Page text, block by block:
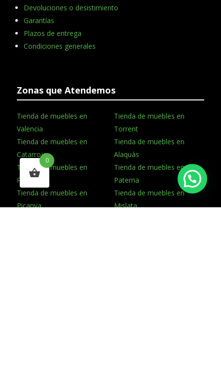
Devoluciones o desistimiento
Garantías
Plazos de entrega
Condiciones generales
Zonas que Atendemos
Tienda de muebles en
Valencia
Tienda de muebles en
Catarroja
Tienda de muebles en
Paiporta
Tienda de muebles en
Picanya
Tienda de muebles en
Torrent
Tienda de muebles en
Alaquàs
Tienda de muebles en
Paterna
Tienda de muebles en
Mislata
0